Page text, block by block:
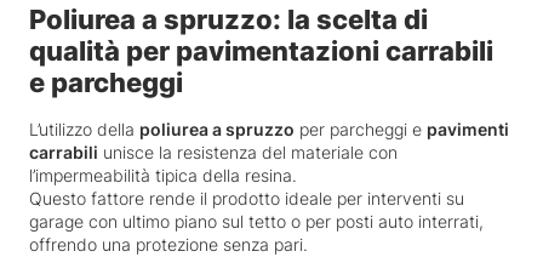
Poliurea a spruzzo: la scelta di
qualità per pavimentazioni carrabili
e parcheggi
L’utilizzo della poliurea a spruzzo per parcheggi e pavimenti
carrabili unisce la resistenza del materiale con
l’impermeabilità tipica della resina.
Questo fattore rende il prodotto ideale per interventi su
garage con ultimo piano sul tetto o per posti auto interrati,
offrendo una protezione senza pari.